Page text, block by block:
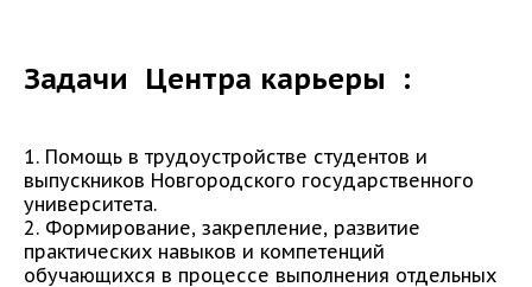
Задачи Центра карьеры :
1. Помощь в трудоустройстве студентов и
выпускников Новгородского государственного
университета.
2. Формирование, закрепление, развитие
практических навыков и компетенций
обучающихся в процессе выполнения отдельных